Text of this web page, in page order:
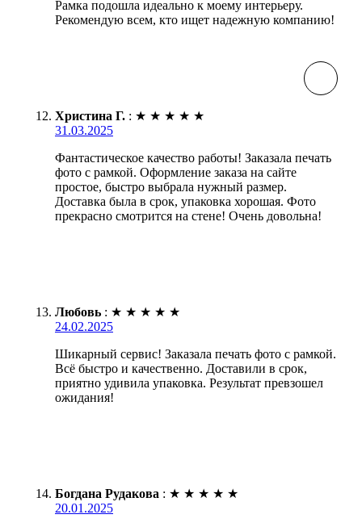
Рамка подошла идеально к моему интерьеру.
Рекомендую всем, кто ищет надежную компанию!
Христина Г. : ★ ★ ★ ★ ★
31.03.2025
Фантастическое качество работы! Заказала печать
фото с рамкой. Оформление заказа на сайте
простое, быстро выбрала нужный размер.
Доставка была в срок, упаковка хорошая. Фото
прекрасно смотрится на стене! Очень довольна!
Любовь : ★ ★ ★ ★ ★
24.02.2025
Шикарный сервис! Заказала печать фото с рамкой.
Всё быстро и качественно. Доставили в срок,
приятно удивила упаковка. Результат превзошел
ожидания!
Богдана Рудакова : ★ ★ ★ ★ ★
20.01.2025